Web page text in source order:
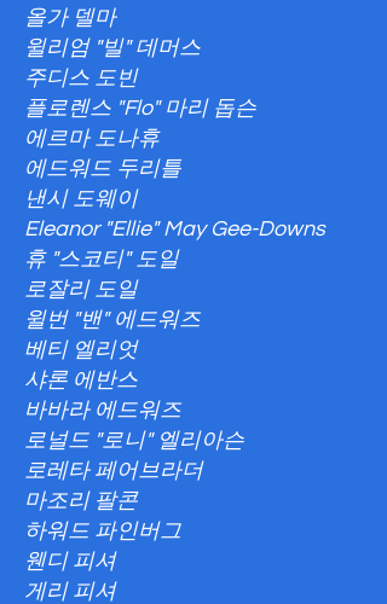
올가 델마
윌리엄 "빌" 데머스
주디스 도빈
플로렌스 "Flo" 마리 돕슨
에르마 도나휴
에드워드 두리틀
낸시 도웨이
Eleanor "Ellie" May Gee-Downs
휴 "스코티" 도일
로잘리 도일
윌번 "밴" 에드워즈
베티 엘리엇
샤론 에반스
바바라 에드워즈
로널드 "로니" 엘리아슨
로레타 페어브라더
마조리 팔콘
하워드 파인버그
웬디 피셔
게리 피셔